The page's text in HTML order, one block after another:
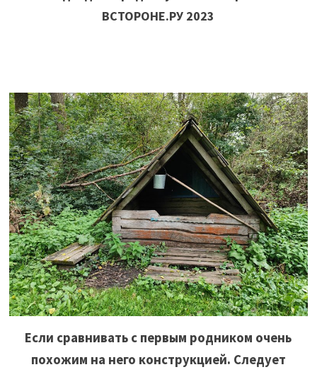
ВСТОРОНЕ.РУ 2023
Если сравнивать с первым родником очень
похожим на него конструкцией. Следует